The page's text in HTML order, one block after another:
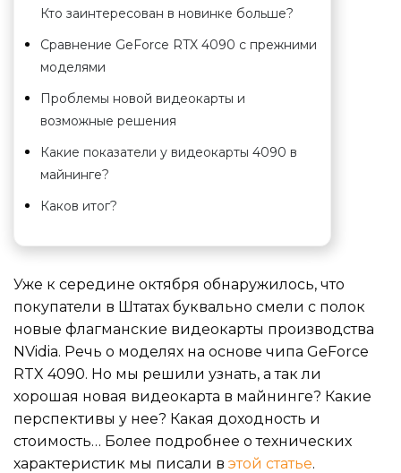
Кто заинтересован в новинке больше?
Сравнение GeForce RTX 4090 с прежними
моделями
Проблемы новой видеокарты и
возможные решения
Какие показатели у видеокарты 4090 в
майнинге?
Каков итог?
Уже к середине октября обнаружилось, что
покупатели в Штатах буквально смели с полок
новые флагманские видеокарты производства
NVidia. Речь о моделях на основе чипа GeForce
RTX 4090. Но мы решили узнать, а так ли
хорошая новая видеокарта в майнинге? Какие
перспективы у нее? Какая доходность и
стоимость… Более подробнее о технических
характеристик мы писали в этой статье.